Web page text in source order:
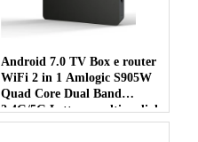
Android 7.0 TV Box e router
WiFi 2 in 1 Amlogic S905W
Quad Core Dual Band
2.4G/5G Lettore multimediale
in streaming WIFI